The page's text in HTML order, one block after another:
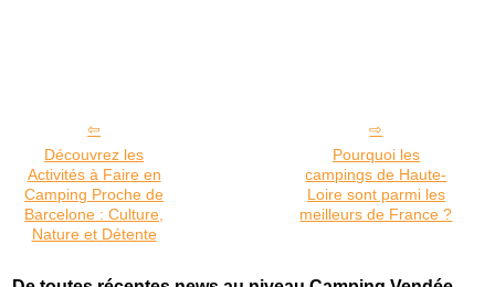
Découvrez les
Activités à Faire en
Camping Proche de
Barcelone : Culture,
Nature et Détente
Pourquoi les
campings de Haute-
Loire sont parmi les
meilleurs de France ?